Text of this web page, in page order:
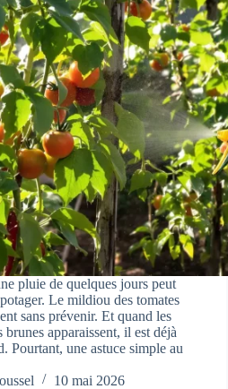
pluie de quelques jours peut
Le mildiou des tomates
sans prévenir. Et quand les
brunes apparaissent, il est déjà
Pourtant, une astuce simple au
10 mai 2026